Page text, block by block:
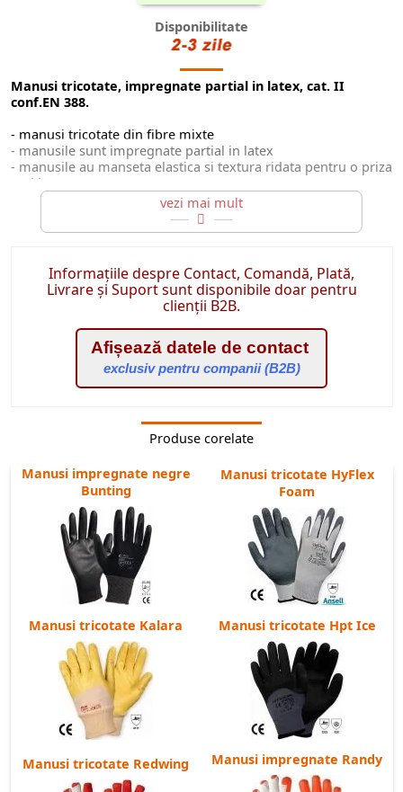
Disponibilitate
Manusi tricotate, impregnate partial in latex, cat. II
conf.EN 388.
- manusi tricotate din fibre mixte
- manusile sunt impregnate partial in latex
- manusile au manseta elastica si textura ridata pentru o priza
mai buna
- marimi: 8, 9, 10
multiplu de 12 per.
Informațiile despre Contact, Comandă, Plată,
Livrare și Suport sunt disponibile doar pentru
clienții B2B.
Afișează datele de contact
exclusiv pentru companii (B2B)
Produse corelate
Manusi impregnate negre
Bunting
Manusi tricotate HyFlex
Foam
Manusi tricotate Kalara Manusi tricotate Hpt Ice
Manusi tricotate Redwing Manusi impregnate Randy